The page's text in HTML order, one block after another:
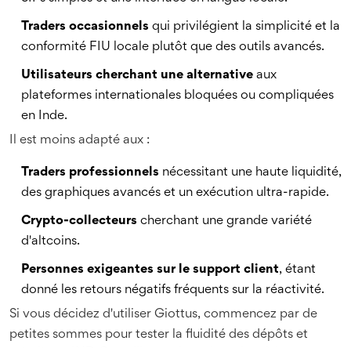
Traders occasionnels qui privilégient la simplicité et la
conformité FIU locale plutôt que des outils avancés.
Utilisateurs cherchant une alternative aux
plateformes internationales bloquées ou compliquées
en Inde.
Il est moins adapté aux :
Traders professionnels nécessitant une haute liquidité,
des graphiques avancés et un exécution ultra-rapide.
Crypto-collecteurs cherchant une grande variété
d'altcoins.
Personnes exigeantes sur le support client, étant
donné les retours négatifs fréquents sur la réactivité.
Si vous décidez d'utiliser Giottus, commencez par de
petites sommes pour tester la fluidité des dépôts et